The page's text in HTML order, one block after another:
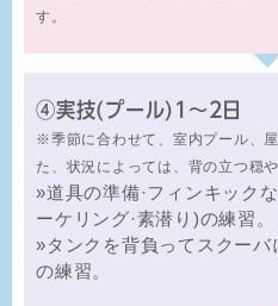
す。
④実技(プール)1～2日
※季節に合わせて、室内プール、
た、状況によっては、背の立つ穏
»道具の準備·フィンキック
ーケリング·素潜り)の練習。
»タンクを背負ってスクー
の練習。